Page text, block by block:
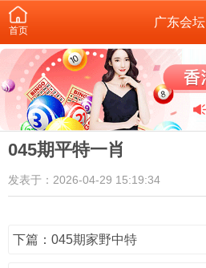
首页
广东会坛
045期平特一肖
发表于：2026-04-29 15:19:34
下篇：045期家野中特